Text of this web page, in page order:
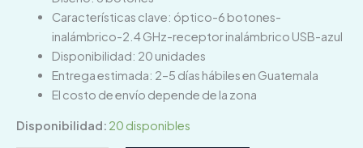
Características clave: óptico-6 botones-
inalámbrico-2.4 GHz-receptor inalámbrico USB-azul
Disponibilidad: 20 unidades
Entrega estimada: 2–5 días hábiles en Guatemala
El costo de envío depende de la zona
Disponibilidad: 20 disponibles